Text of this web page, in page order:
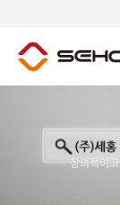
창의적이